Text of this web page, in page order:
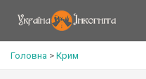
Головна > Крим